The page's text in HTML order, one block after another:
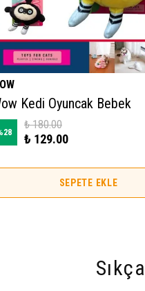
Kedi Oyuncak Bebek
28
₺ 180.00
₺ 129.00
SEPETE EKLE